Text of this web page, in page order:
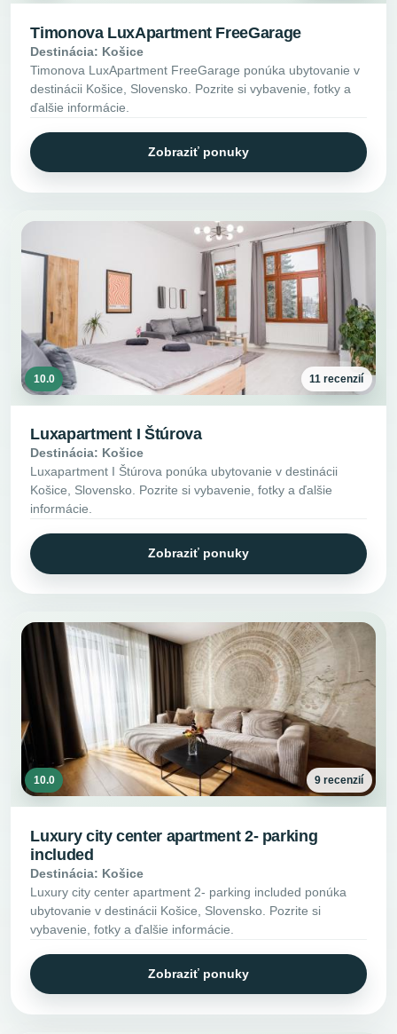
Timonova LuxApartment FreeGarage
Destinácia: Košice
Timonova LuxApartment FreeGarage ponúka ubytovanie v
destinácii Košice, Slovensko. Pozrite si vybavenie, fotky a
ďalšie informácie.
Zobraziť ponuky
10.0 11 recenzií
Luxapartment I Štúrova
Destinácia: Košice
Luxapartment I Štúrova ponúka ubytovanie v destinácii
Košice, Slovensko. Pozrite si vybavenie, fotky a ďalšie
informácie.
Zobraziť ponuky
10.0 9 recenzií
Luxury city center apartment 2- parking
included
Destinácia: Košice
Luxury city center apartment 2- parking included ponúka
ubytovanie v destinácii Košice, Slovensko. Pozrite si
vybavenie, fotky a ďalšie informácie.
Zobraziť ponuky